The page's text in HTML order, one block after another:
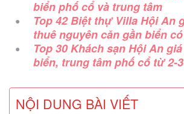
biển phố cổ và trung tâm
Top 42 Biệt thự Villa Hội An
thuê nguyên căn gần biển
Top 30 Khách sạn Hội An
biển, trung tâm phố cổ từ 2-
NỘI DUNG BÀI VIẾT